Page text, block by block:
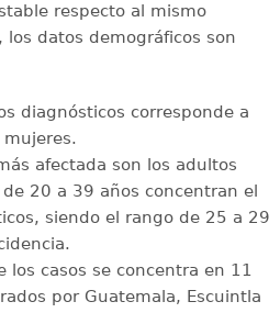
respecto al mismo
datos demográficos son
diagnósticos corresponde a
afectada son los adultos
20 a 39 años concentran el
siendo el rango de 25 a 29
los casos se concentra en 11
por Guatemala, Escuintla